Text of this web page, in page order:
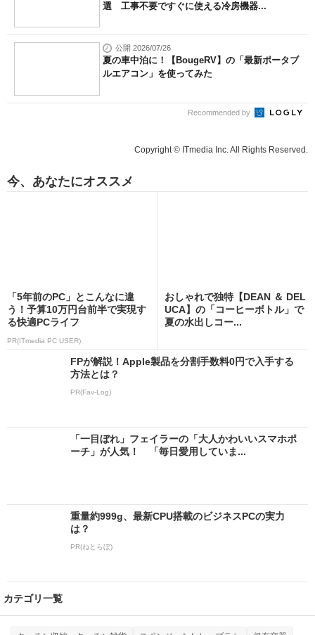
選 工事不要ですぐに使える冷房機器...
公開 2026/07/26
夏の車中泊に！【BougeRV】の「最新ポータブ
ルエアコン」を使ってみた
Recommended by
Copyright © ITmedia Inc. All Rights Reserved.
今、あなたにオススメ
「5年前のPC」とこんなに違
う！予算10万円台前半で実現す
る快適PCライフ
PR(ITmedia PC USER)
おしゃれで独特【DEAN ＆ DEL
UCA】の「コーヒーボトル」で
夏の水出しコー...
FPが解説！Apple製品を分割手数料0円で入手する
方法とは？
PR(Fav-Log)
「一目ぼれ」フェイラーの「大人かわいいスマホポ
ーチ」が人気！ 「毎日愛用していま...
重量約999g、最新CPU搭載のビジネスPCの実力
は？
PR(ねとらぼ)
カテゴリ一覧